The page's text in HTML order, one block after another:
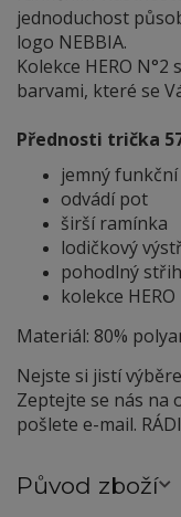
jednoduchost
logo NEBBIA.
Kolekce HERO
barvami, které se
Přednosti trička
jemný
odvádí pot
širší ramínka
lodičkový
pohodlný střih
kolekce HERO
Materiál: 80%
Nejste si jistí
Zeptejte se nás na
pošlete e-mail.
Původ zboží